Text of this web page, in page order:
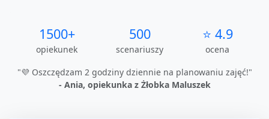
1500+
opiekunek
500
scenariuszy
⭐ 4.9
ocena
"💜 Oszczędzam 2 godziny dziennie na planowaniu zajęć!"
- Ania, opiekunka z Żłobka Maluszek